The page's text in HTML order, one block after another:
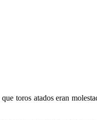
toros atados eran